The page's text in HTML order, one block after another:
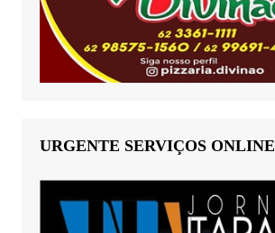
URGENTE SERVIÇOS ONLINE